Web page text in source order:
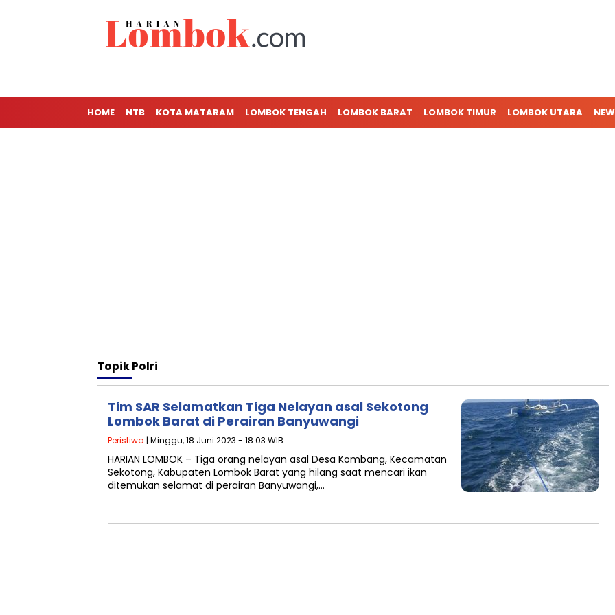
HOME NTB KOTA MATARAM LOMBOK TENGAH LOMBOK BARAT LOMBOK TIMUR LOMBOK UTARA
TopikPolri
Tim SAR Selamatkan Tiga Nelayan asal Sekotong
Lombok Barat di Perairan Banyuwangi
Peristiwa | Minggu, 18 Juni 2023 - 18:03 WIB
HARIAN LOMBOK – Tiga orang nelayan asal Desa Kombang, Kecamatan
Sekotong, Kabupaten Lombok Barat yang hilang saat mencari ikan
ditemukan selamat di perairan Banyuwangi,…